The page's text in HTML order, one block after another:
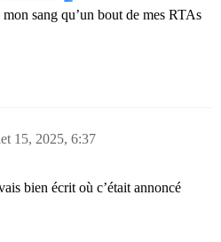
sang qu’un bout de mes RTAs
15, 2025, 6:37
bien écrit où c’était annoncé